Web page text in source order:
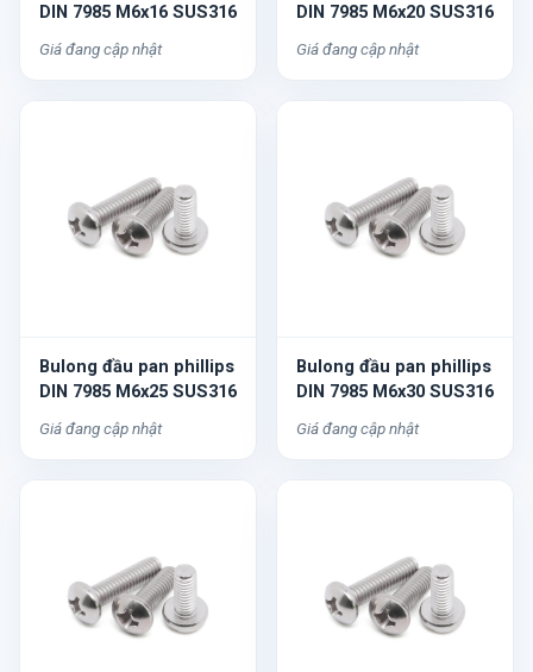
DIN 7985 M6x16 SUS316
Giá đang cập nhật
DIN 7985 M6x20 SUS316
Giá đang cập nhật
Bulong đầu pan phillips
DIN 7985 M6x25 SUS316
Giá đang cập nhật
Bulong đầu pan phillips
DIN 7985 M6x30 SUS316
Giá đang cập nhật